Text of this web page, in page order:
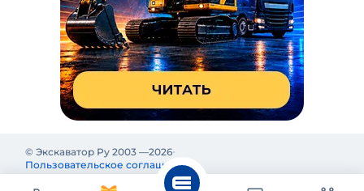
© Экскаватор Ру 2003 —2026
Пользовательское соглашение
Политика конфиденциальности Реклама на Экскаватор Ру